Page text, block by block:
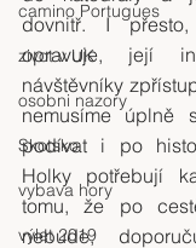
camino Portugues
zivot v UK
osobni nazory
Skotsko
vybava hory
výlet 2019
dovnitř. I
opravuje, její
návštěvníky
nemusíme úplně
podívat i po
Holky potřebují
tomu, že po
nebude,